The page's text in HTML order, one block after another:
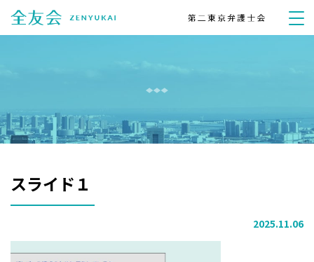
スライド１
2025.11.06